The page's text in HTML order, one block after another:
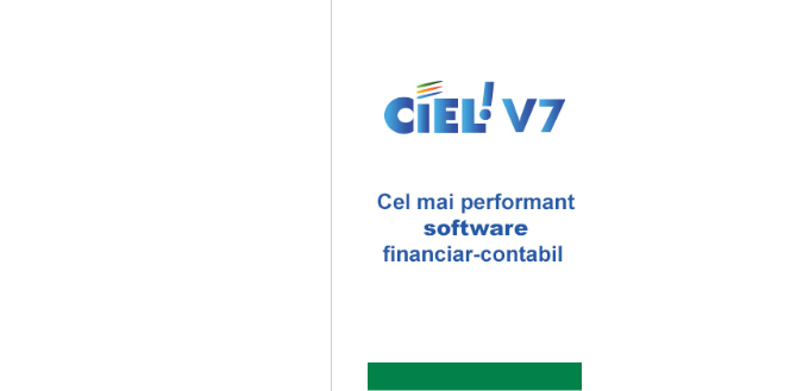
The Fever
By Wallace Shawn, with Simona Maicanescu
The Fever de Wallace Shawn, one-woman show cu Simona
Cursul de Arta universala: Marile capodopere
Societatea Muzicala organizeaza un curs de arta universala: "Marile
capodopere ale umanitatii". Este un curs intensiv si con...
Ziua Internationala a Subtitrarii
Cursul de Cinematografie universala: Marile capodopere si marii